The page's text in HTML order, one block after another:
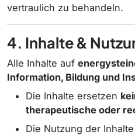
vertraulich zu behandeln.
4. Inhalte &
Alle Inhalte auf
Information, Bildung und
Die Inhalte ersetzen
therapeutische oder
Die Nutzung der